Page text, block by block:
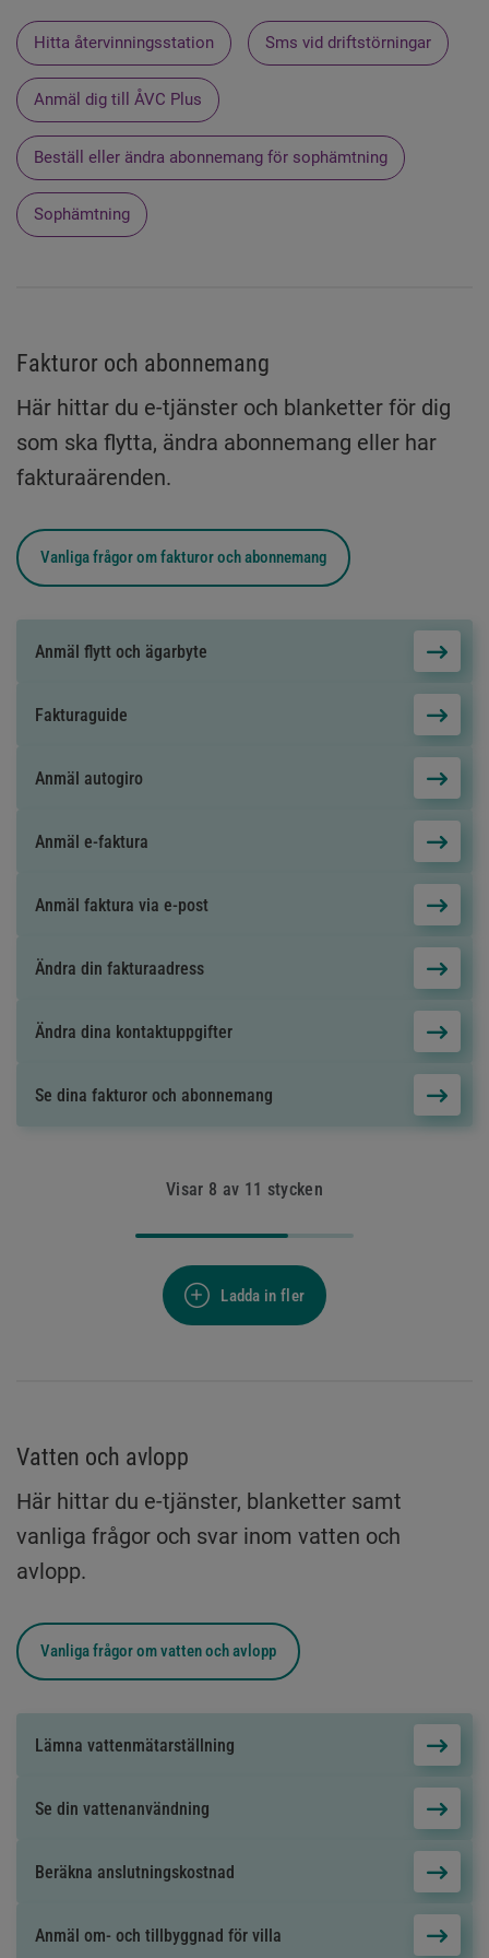
Hitta återvinningsstation Sms vid driftstörningar
Anmäl dig till ÅVC Plus
Beställ eller ändra abonnemang för sophämtning
Sophämtning
Fakturor och abonnemang
Här hittar du e-tjänster och blanketter för dig
som ska flytta, ändra abonnemang eller har
fakturaärenden.
Vanliga frågor omfakturor och abonnemang
Anmäl flytt och ägarbyte
Fakturaguide
Anmäl autogiro
Anmäl e-faktura
Anmäl faktura via e-post
Ändra din fakturaadress
Ändra dina kontaktuppgifter
Se dina fakturor och abonnemang
Visar 8 av 11 stycken
Ladda in fler
Vatten och avlopp
Här hittar du e-tjänster, blanketter samt
vanliga frågor och svar inom vatten och
avlopp.
Vanliga frågor omvatten och avlopp
Lämna vattenmätarställning
Se din vattenanvändning
Beräkna anslutningskostnad
Anmäl om- och tillbyggnad för villa